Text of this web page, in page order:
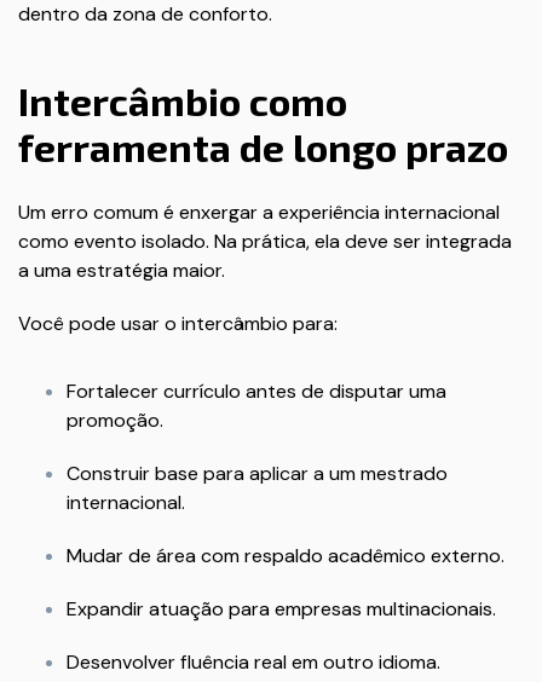
dentro da zona de conforto.
Intercâmbio como
ferramenta de longo prazo
Um erro comum é enxergar a experiência internacional
como evento isolado. Na prática, ela deve ser integrada
a uma estratégia maior.
Você pode usar o intercâmbio para:
Fortalecer currículo antes de disputar uma
promoção.
Construir base para aplicar a um mestrado
internacional.
Mudar de área com respaldo acadêmico externo.
Expandir atuação para empresas multinacionais.
Desenvolver fluência real em outro idioma.